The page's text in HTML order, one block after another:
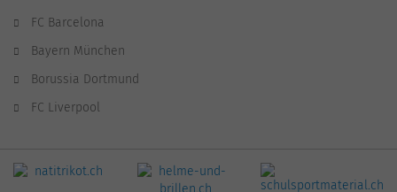
FC Barcelona
Bayern München
Borussia Dortmund
FC Liverpool